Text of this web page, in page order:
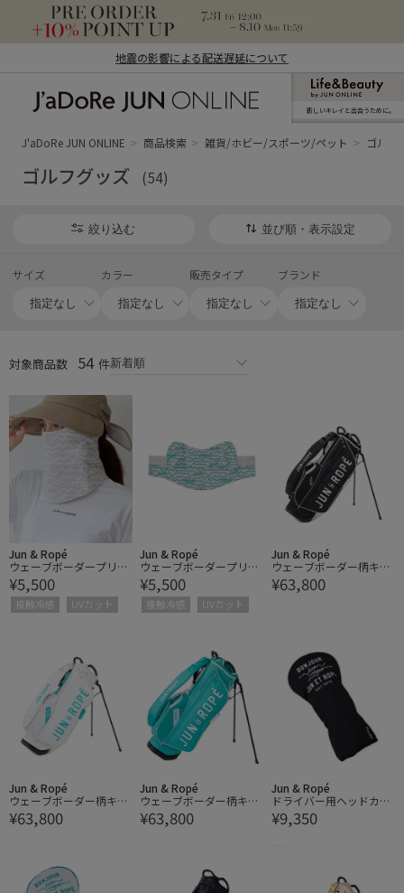
地震の影響による配送遅延について
ン オンライン）
新しいキレイと出合うために。
J'aDoRe JUN ONLINE 商品検索 雑貨/ホビー/スポーツ/ペット ゴルフ
ゴルフグッズ (54)
絞り込む 並び順・表示設定
サイズ カラー 販売タイプ ブランド
対象商品数 54 件
Jun & Ropé
ウェーブボーダープリン
トフェイスカバー/UV・
接触冷感・速乾
¥5,500
接触冷感 UVカット
Jun & Ropé
ウェーブボーダープリン
トフェイスカバー/UV・
接触冷感・速乾
¥5,500
接触冷感 UVカット
Jun & Ropé
ウェーブボーダー柄キャ
ディーバッグ/ユニセッ
クス・軽量
¥63,800
Jun & Ropé
ウェーブボーダー柄キャ
ディーバッグ/ユニセッ
クス・軽量
¥63,800
Jun & Ropé
ウェーブボーダー柄キャ
ディーバッグ/ユニセッ
クス・軽量
¥63,800
Jun & Ropé
ドライバー用ヘッドカバ
ー/ユニセックス
¥9,350